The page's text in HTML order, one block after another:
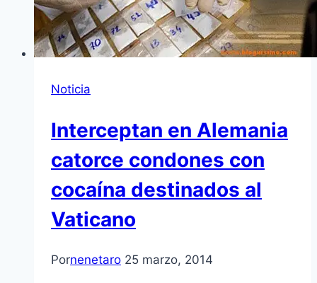
Noticia
Interceptan en Alemania
catorce condones con
cocaína destinados al
Vaticano
Pornenetaro 25 marzo, 2014